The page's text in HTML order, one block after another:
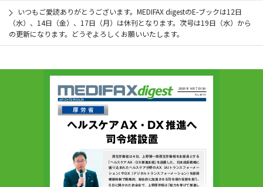
いつもご愛読ありがとうございます。MEDIFAX digestのE-ブックは12日
（水）、14日（金）、17日（月）は休刊となります。次号は19日（水）から
の更新になります。どうぞよろしくお願いいたします。